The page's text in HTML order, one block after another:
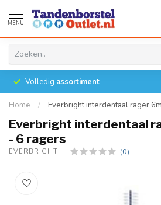
MENU
Volledig assortiment
Home / Everbright interdentaal rager
Everbright interdentaal
- 6 ragers
EVERBRIGHT (0)